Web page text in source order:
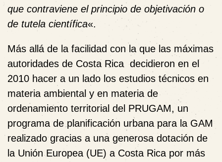
que contraviene el principio de objetivación o
de tutela científica«.
Más allá de la facilidad con la que las máximas
autoridades de Costa Rica decidieron en el
2010 hacer a un lado los estudios técnicos en
materia ambiental y en materia de
ordenamiento territorial del PRUGAM, un
programa de planificación urbana para la GAM
realizado gracias a una generosa dotación de
la Unión Europea (UE) a Costa Rica por más